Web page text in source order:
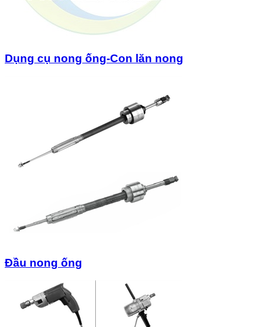
Dụng cụ nong ống-Con lăn nong
Đầu nong ống